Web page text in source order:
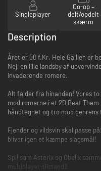
Singleplayer
Co-op –
delt/opdelt
skærm
Description
Året er 50 f.Kr. Hele Gallien er
Nej, en lille landsby af
invaderende romere.
Alt falder fra hinanden! Vores
mod romerne i et 2D Beat
håndtegnet og tro mod
Fjender og vildsvin skal passe
bliver igen et kæmpe slagsmål!
Spil som Asterix og Obelix
multiplayer-tilstand)!